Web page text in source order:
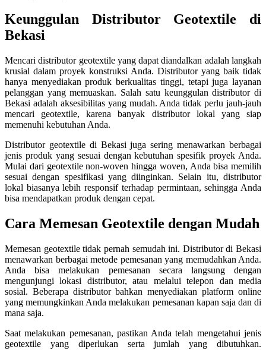
Keunggulan Distributor Geotextile di
Bekasi
Mencari distributor geotextile yang dapat diandalkan adalah langkah
krusial dalam proyek konstruksi Anda. Distributor yang baik tidak
hanya menyediakan produk berkualitas tinggi, tetapi juga layanan
pelanggan yang memuaskan. Salah satu keunggulan distributor di
Bekasi adalah aksesibilitas yang mudah. Anda tidak perlu jauh-jauh
mencari geotextile, karena banyak distributor lokal yang siap
memenuhi kebutuhan Anda.
Distributor geotextile di Bekasi juga sering menawarkan berbagai
jenis produk yang sesuai dengan kebutuhan spesifik proyek Anda.
Mulai dari geotextile non-woven hingga woven, Anda bisa memilih
sesuai dengan spesifikasi yang diinginkan. Selain itu, distributor
lokal biasanya lebih responsif terhadap permintaan, sehingga Anda
bisa mendapatkan produk dengan cepat.
Cara Memesan Geotextile dengan Mudah
Memesan geotextile tidak pernah semudah ini. Distributor di Bekasi
menawarkan berbagai metode pemesanan yang memudahkan Anda.
Anda bisa melakukan pemesanan secara langsung dengan
mengunjungi lokasi distributor, atau melalui telepon dan media
sosial. Beberapa distributor bahkan menyediakan platform online
yang memungkinkan Anda melakukan pemesanan kapan saja dan di
mana saja.
Saat melakukan pemesanan, pastikan Anda telah mengetahui jenis
geotextile yang diperlukan serta jumlah yang dibutuhkan.